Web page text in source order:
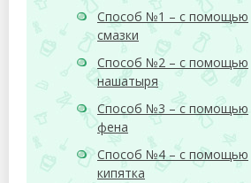
Способ №1 – с помощью
смазки
Способ №2 – с помощью
нашатыря
Способ №3 – с помощью
фена
Способ №4 – с помощью
кипятка